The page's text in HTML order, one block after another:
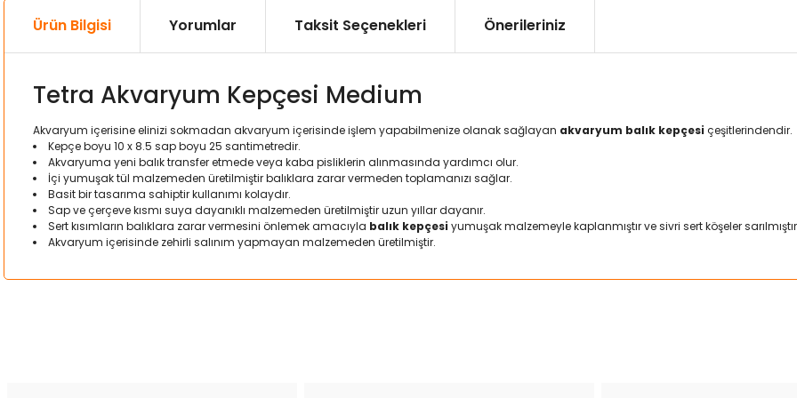
Ürün Bilgisi Yorumlar Taksit Seçenekleri Önerileriniz
Tetra Akvaryum Kepçesi Medium
Akvaryum içerisine elinizi sokmadan akvaryum içerisinde işlem yapabilmenize olanak sağlayan akvaryum balık kepçesi çeşitlerindendir.
Kepçe boyu 10 x 8.5 sap boyu 25 santimetredir.
Akvaryuma yeni balık transfer etmede veya kaba pisliklerin alınmasında yardımcı olur.
İçi yumuşak tül malzemeden üretilmiştir balıklara zarar vermeden toplamanızı sağlar.
Basit bir tasarıma sahiptir kullanımı kolaydır.
Sap ve çerçeve kısmı suya dayanıklı malzemeden üretilmiştir uzun yıllar dayanır.
Sert kısımların balıklara zarar vermesini önlemek amacıyla balık kepçesi yumuşak malzemeyle kaplanmıştır ve sivri sert köşeler
Akvaryum içerisinde zehirli salınım yapmayan malzemeden üretilmiştir.